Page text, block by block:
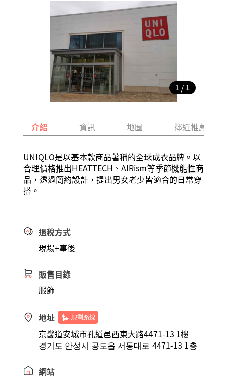
1 / 1
介紹 資訊 地圖 鄰近推薦景點
UNIQLO是以基本款商品著稱的全球成衣品牌。以
合理價格推出HEATTECH、AIRism等季節機能性商
品，透過簡約設計，提出男女老少皆適合的日常穿
搭。
退稅方式
現場+事後
販售目錄
服飾
地址 規劃路線
京畿道安城市孔道邑西東大路4471-13 1樓
경기도 안성시 공도읍 서동대로 4471-13 1층
網站